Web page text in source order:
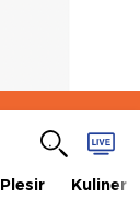
Plesir Kuliner